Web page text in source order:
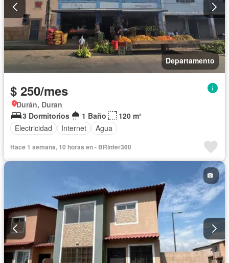
Departamento
$ 250/mes
Durán, Duran
3 Dormitorios
1 Baño
120 m²
Electricidad
Internet Agua
Hace 1 semana, 10 horas en - BRinter360